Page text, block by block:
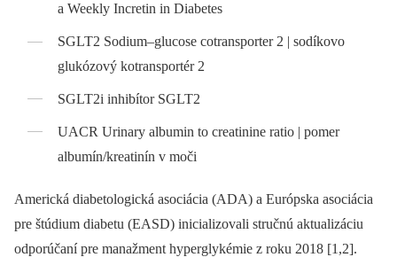
a Weekly Incretin in Diabetes
SGLT2 Sodium–glucose cotransporter 2 | sodíkovo
glukózový kotransportér 2
SGLT2i inhibítor SGLT2
UACR Urinary albumin to creatinine ratio | pomer
albumín/kreatinín v moči
Americká diabetologická asociácia (ADA) a Európska asociácia
pre štúdium diabetu (EASD) inicializovali stručnú aktualizáciu
odporúčaní pre manažment hyperglykémie z roku 2018 [1,2].